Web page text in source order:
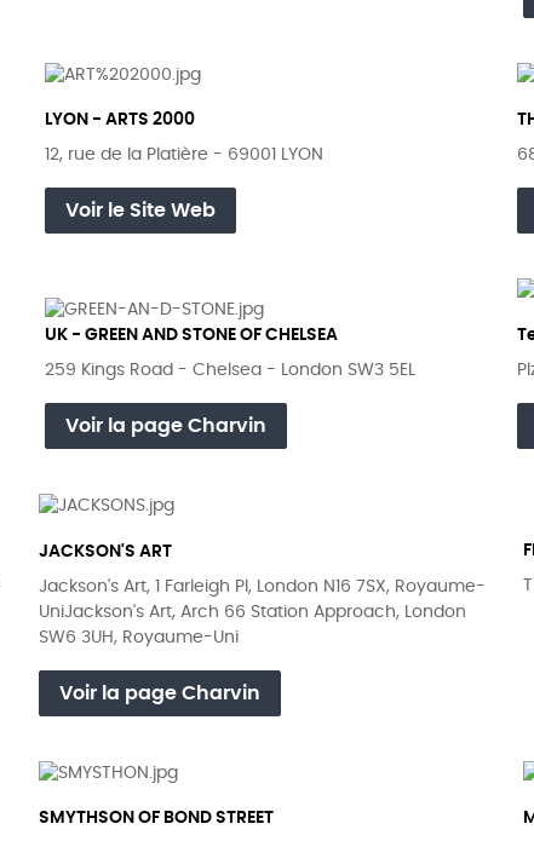
LYON - ARTS 2000
12, rue de la Platière - 69001 LYON
Voir le Site Web
UK - GREEN AND STONE OF CHELSEA
259 Kings Road - Chelsea - London SW3 5EL
Voir la page Charvin
JACKSON'S ART
Jackson's Art, 1 Farleigh Pl, London N16 7SX, Royaume-
UniJackson's Art, Arch 66 Station Approach, London
SW6 3UH, Royaume-Uni
Voir la page Charvin
SMYTHSON OF BOND STREET